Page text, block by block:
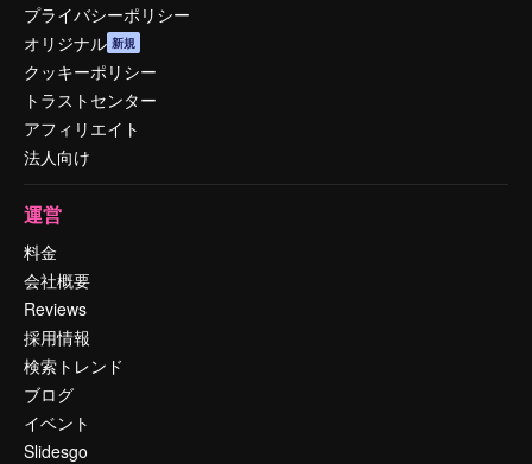
プライバシーポリシー
オリジナル 新規
クッキーポリシー
トラストセンター
アフィリエイト
法人向け
運営
料金
会社概要
Reviews
採用情報
検索トレンド
ブログ
イベント
Slidesgo